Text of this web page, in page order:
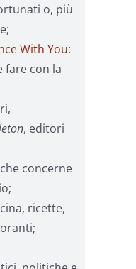
o, più
With You:
fare con la
, editori
concerne
ricette,